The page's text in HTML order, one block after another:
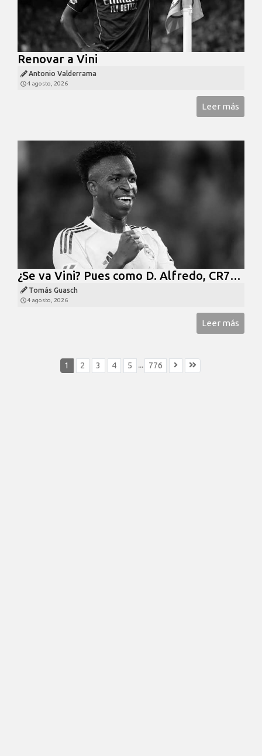
Renovar a Vini
Antonio Valderrama
4 agosto, 2026
Leer más
¿Se va Vini? Pues como D. Alfredo, CR7…
Tomás Guasch
4 agosto, 2026
Leer más
1 2 3 4 5 776